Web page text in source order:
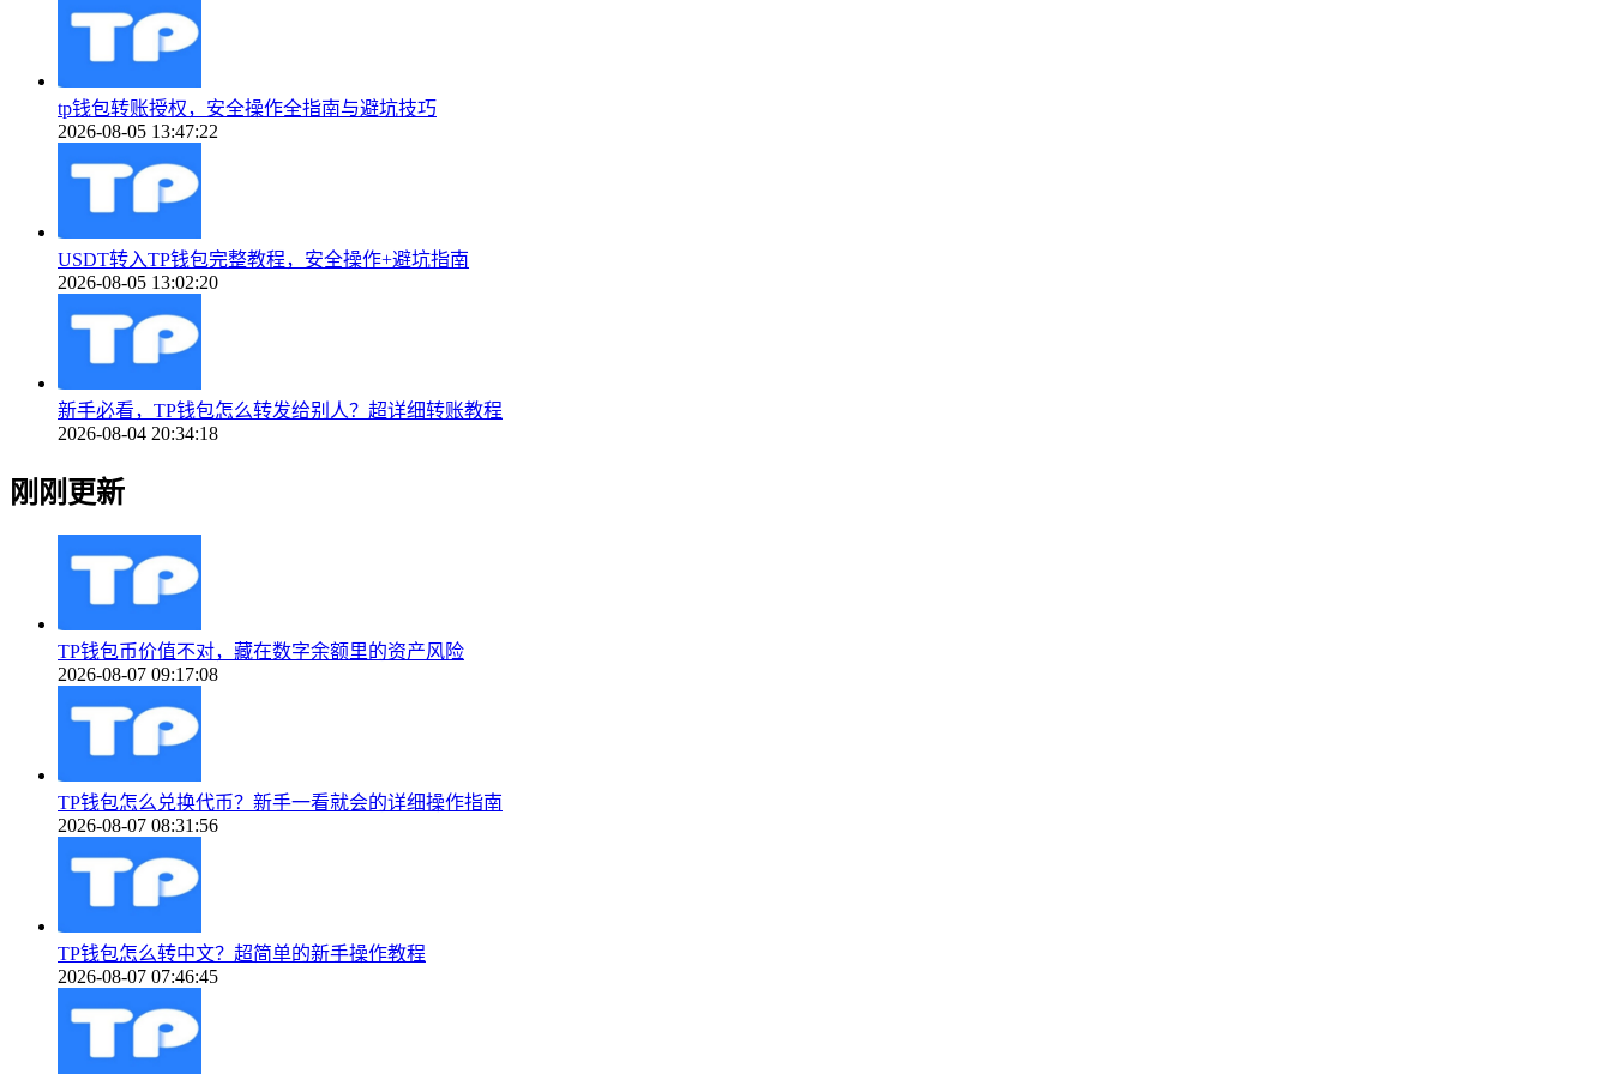
tp钱包转账授权，安全操作全指南与避坑技巧
2026-08-05 13:47:22
USDT转入TP钱包完整教程，安全操作+避坑指南
2026-08-05 13:02:20
新手必看，TP钱包怎么转发给别人？超详细转账教程
2026-08-04 20:34:18
刚刚更新
TP钱包币价值不对，藏在数字余额里的资产风险
2026-08-07 09:17:08
TP钱包怎么兑换代币？新手一看就会的详细操作指南
2026-08-07 08:31:56
TP钱包怎么转中文？超简单的新手操作教程
2026-08-07 07:46:45